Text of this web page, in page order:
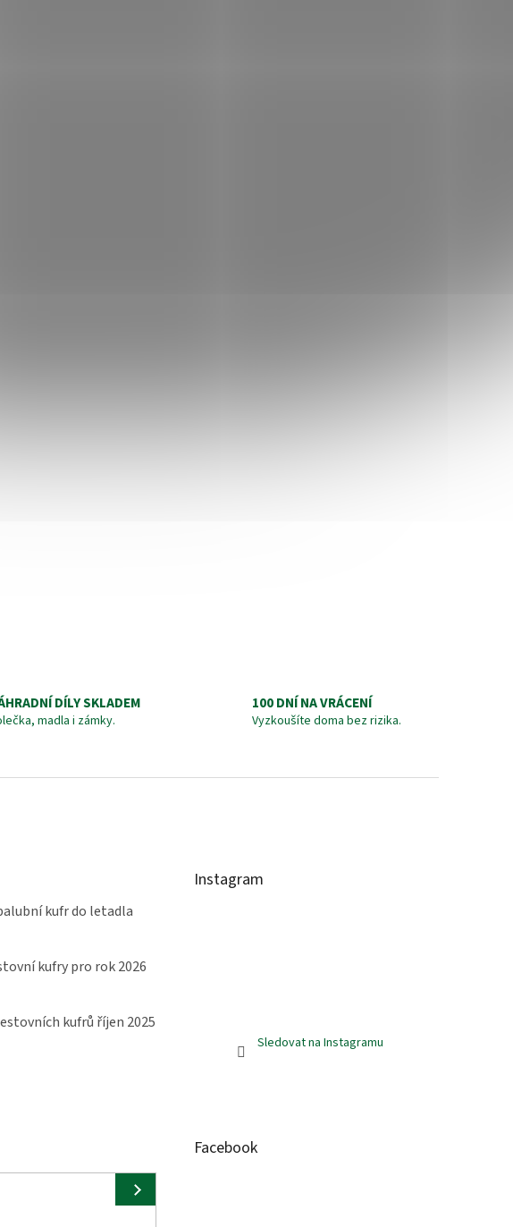
DÍLY SKLADEM
madla i zámky.
100 DNÍ NA VRÁCENÍ
Vyzkoušíte doma bez rizika.
kufr do letadla
kufry pro rok 2026
kufrů říjen 2025
Instagram
Sledovat na Instagramu
Facebook